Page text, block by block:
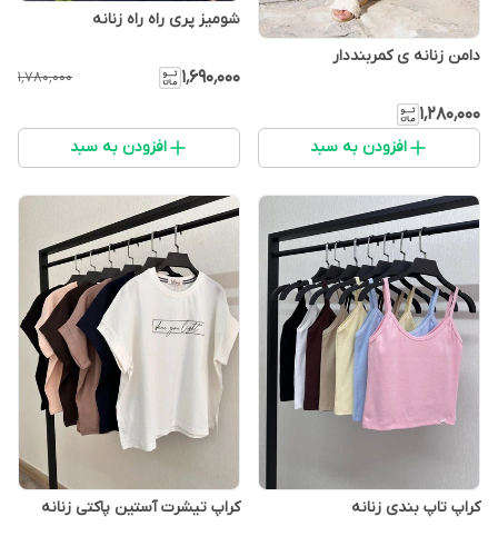
دامن زنانه ی کمربنددار
۱٬۲۸۰٬۰۰۰
افزودن به سبد
شومیز پری راه راه زنانه
۱٬۶۹۰٬۰۰۰ ۱٬۷۸۰٬۰۰۰
افزودن به سبد
کراپ تاپ بندی زنانه کراپ تیشرت آستین پاکتی زنانه